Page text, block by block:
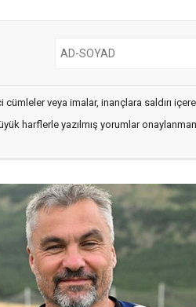
veya imalar, inançlara saldırı
harflerle yazılmış yorumlar